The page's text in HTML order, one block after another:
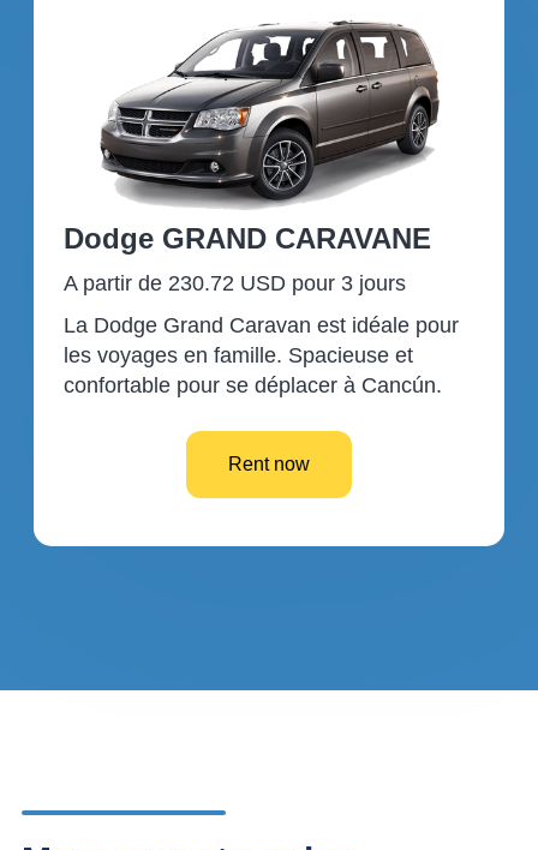
Dodge GRAND CARAVANE
A partir de 230.72 USD pour 3 jours
La Dodge Grand Caravan est idéale pour
les voyages en famille. Spacieuse et
confortable pour se déplacer à Cancún.
Rent now